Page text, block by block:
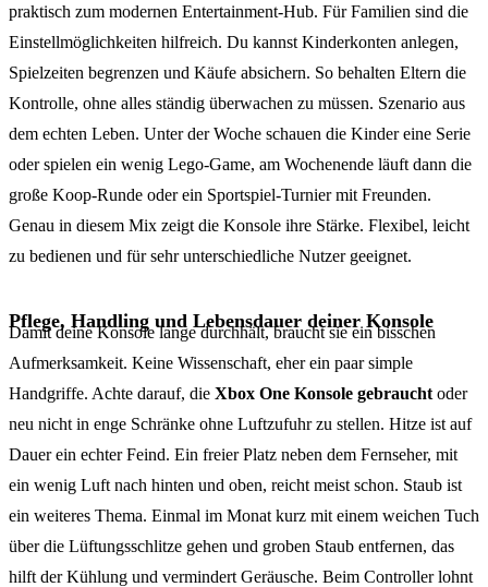
praktisch zum modernen Entertainment-Hub. Für Familien sind die
Einstellmöglichkeiten hilfreich. Du kannst Kinderkonten anlegen,
Spielzeiten begrenzen und Käufe absichern. So behalten Eltern die
Kontrolle, ohne alles ständig überwachen zu müssen. Szenario aus
dem echten Leben. Unter der Woche schauen die Kinder eine Serie
oder spielen ein wenig Lego-Game, am Wochenende läuft dann die
große Koop-Runde oder ein Sportspiel-Turnier mit Freunden.
Genau in diesem Mix zeigt die Konsole ihre Stärke. Flexibel, leicht
zu bedienen und für sehr unterschiedliche Nutzer geeignet.
Pflege, Handling und Lebensdauer deiner Konsole
Damit deine Konsole lange durchhält, braucht sie ein bisschen
Aufmerksamkeit. Keine Wissenschaft, eher ein paar simple
Handgriffe. Achte darauf, die Xbox One Konsole gebraucht oder
neu nicht in enge Schränke ohne Luftzufuhr zu stellen. Hitze ist auf
Dauer ein echter Feind. Ein freier Platz neben dem Fernseher, mit
ein wenig Luft nach hinten und oben, reicht meist schon. Staub ist
ein weiteres Thema. Einmal im Monat kurz mit einem weichen Tuch
über die Lüftungsschlitze gehen und groben Staub entfernen, das
hilft der Kühlung und vermindert Geräusche. Beim Controller lohnt